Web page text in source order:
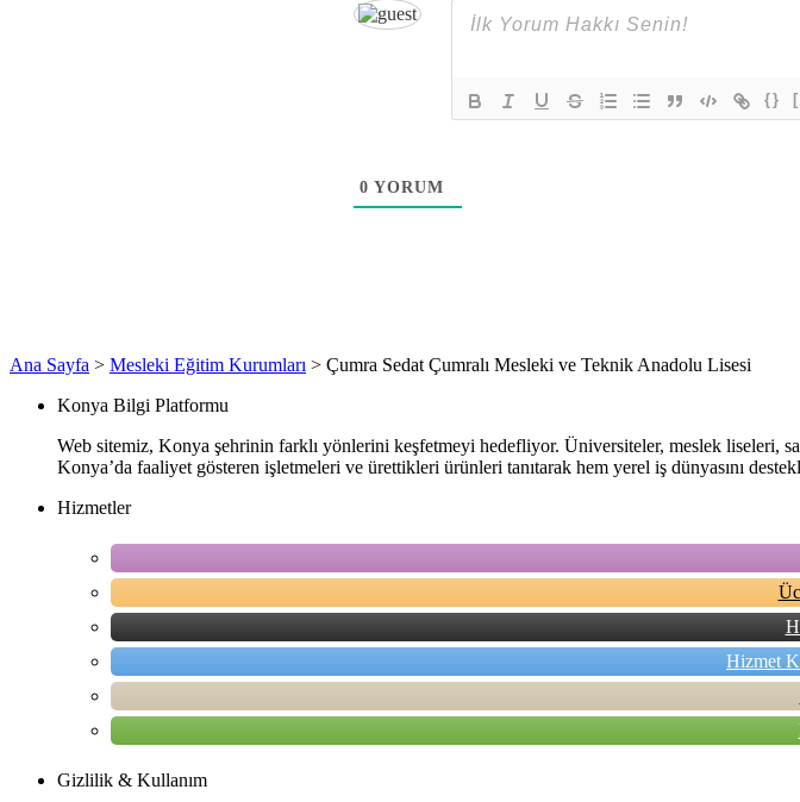
{}
0 YORUM
Ana Sayfa > Mesleki Eğitim Kurumları > Çumra Sedat Çumralı Mesleki ve Teknik Anadolu Lisesi
Konya Bilgi Platformu
Web sitemiz, Konya şehrinin farklı yönlerini keşfetmeyi hedefliyor. Üniversiteler, meslek liseleri,
Konya’da faaliyet gösteren işletmeleri ve ürettikleri ürünleri tanıtarak hem yerel iş dünyasını
Hizmetler
Hizmet
Gizlilik & Kullanım